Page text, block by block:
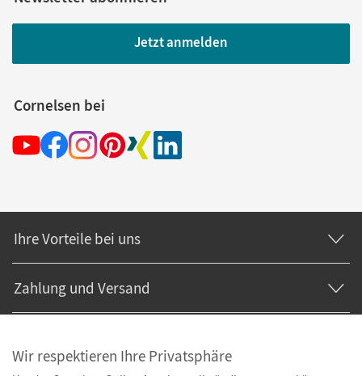
Jetzt anmelden
Cornelsen bei
Ihre Vorteile bei uns
Zahlung und Versand
Wir respektieren Ihre Privatsphäre